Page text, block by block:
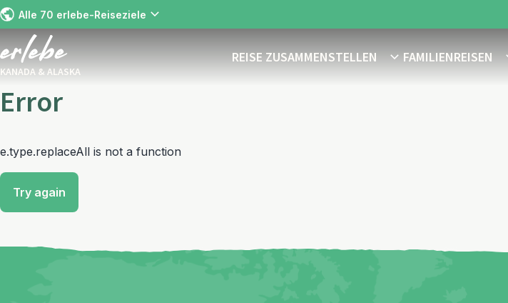
Alle 70 erlebe-Reiseziele
KANADA & ALASKA
REISE ZUSAMMENSTELLEN FAMILIENREISEN
Error
e.type.replaceAll is not a function
Try again